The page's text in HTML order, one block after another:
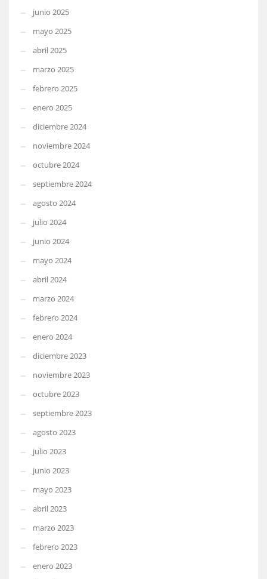
junio 2025
mayo 2025
abril 2025
marzo 2025
febrero 2025
enero 2025
diciembre 2024
noviembre 2024
octubre 2024
septiembre 2024
agosto 2024
julio 2024
junio 2024
mayo 2024
abril 2024
marzo 2024
febrero 2024
enero 2024
diciembre 2023
noviembre 2023
octubre 2023
septiembre 2023
agosto 2023
julio 2023
junio 2023
mayo 2023
abril 2023
marzo 2023
febrero 2023
enero 2023